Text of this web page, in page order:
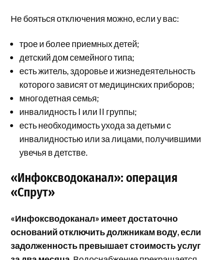
Не бояться отключения можно, если у вас:
трое и более приемных детей;
детский дом семейного типа;
есть житель, здоровье и жизнедеятельность
которого зависят от медицинских приборов;
многодетная семья;
инвалидность I или II группы;
есть необходимость ухода за детьми с
инвалидностью или за лицами, получившими
увечья в детстве.
«Инфоксводоканал»: операция
«Спрут»
«Инфоксводоканал» имеет достаточно
оснований отключить должникам воду, если
задолженность превышает стоимость услуг